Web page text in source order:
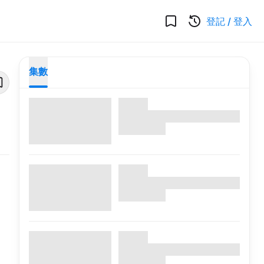
登記 / 登入
集數